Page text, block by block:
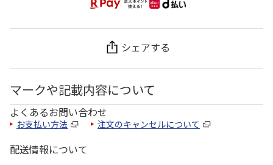
シェアする
マークや記載内容について
よくあるお問い合わせ
お支払い方法 注文のキャンセルについて
配送情報について